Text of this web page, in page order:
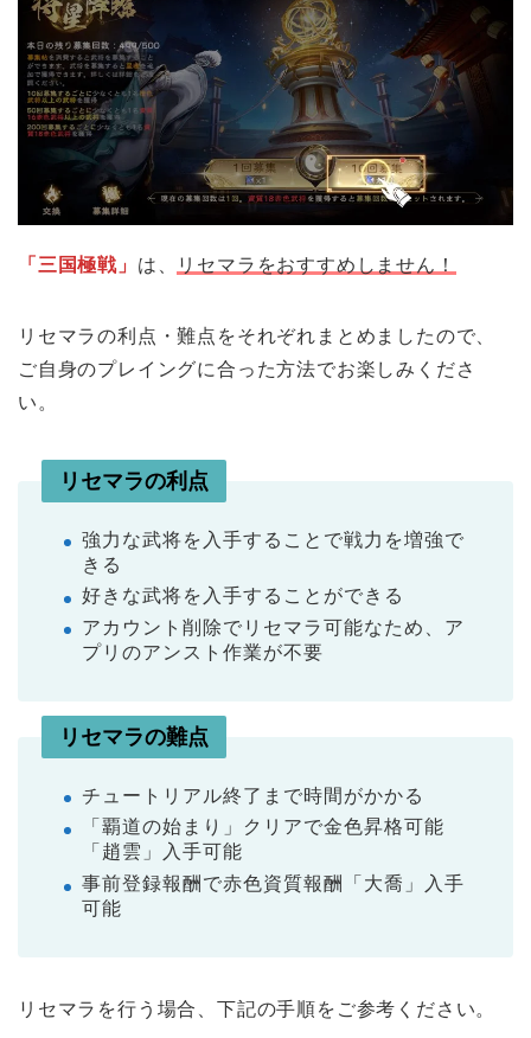
「三国極戦」 は、 リセマラをおすすめしません！
リセマラの利点・難点をそれぞれまとめましたので、
ご自身のプレイングに合った方法でお楽しみくださ
い。
リセマラの利点
強力な武将を入手することで戦力を増強で
きる
好きな武将を入手することができる
アカウント削除でリセマラ可能なため、ア
プリのアンスト作業が不要
リセマラの難点
チュートリアル終了まで時間がかかる
「覇道の始まり」クリアで金色昇格可能
「趙雲」入手可能
事前登録報酬で赤色資質報酬「大喬」入手
可能
リセマラを行う場合、下記の手順をご参考ください。